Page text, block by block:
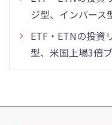
ジ型、インバース
ETF・ETNの投資
型、米国上場3倍
こ